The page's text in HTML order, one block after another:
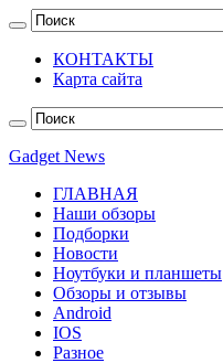
КОНТАКТЫ
Карта сайта
Gadget News
ГЛАВНАЯ
Наши обзоры
Подборки
Новости
Ноутбуки и планшеты
Обзоры и отзывы
Android
IOS
Разное